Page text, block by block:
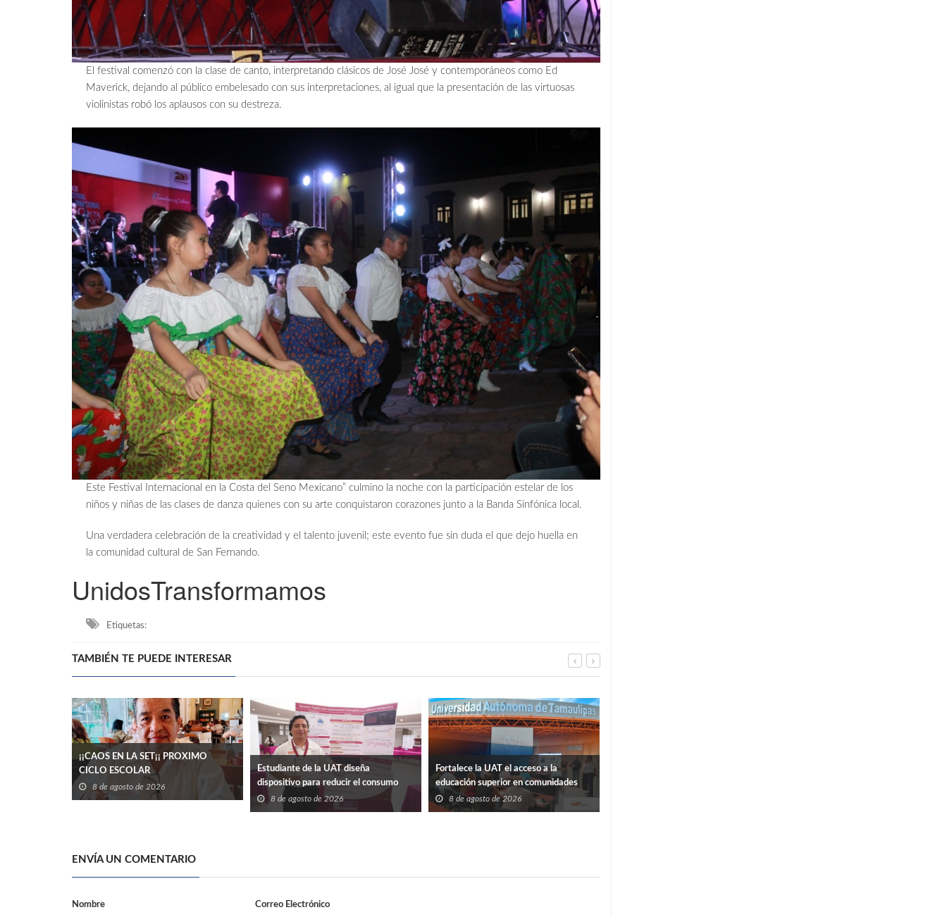
El festival comenzó con la clase de canto, interpretando clásicos de José José y contemporáneos como Ed
Maverick, dejando al público embelesado con sus interpretaciones, al igual que la presentación de las virtuosas
violinistas robó los aplausos con su destreza.
Este Festival Internacional en la Costa del Seno Mexicano” culmino la noche con la participación estelar de los
niños y niñas de las clases de danza quienes con su arte conquistaron corazones junto a la Banda Sinfónica local.
Una verdadera celebración de la creatividad y el talento juvenil; este evento fue sin duda el que dejo huella en
la comunidad cultural de San Fernando.
UnidosTransformamos
Etiquetas:
TAMBIÉN TE PUEDE INTERESAR
¡¡CAOS EN LA SET¡¡ PROXIMO
CICLO ESCOLAR
8 de agosto de 2026
Estudiante de la UAT diseña
dispositivo para reducir el consumo
eléctrico en edificios
8 de agosto de 2026
Fortalece la UAT el acceso a la
educación superior en comunidades
8 de agosto de 2026
ENVÍA UN COMENTARIO
Nombre Correo Electrónico